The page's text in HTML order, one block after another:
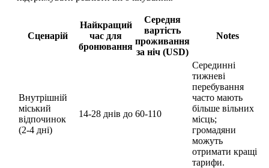
Сценарій
Найкращий
час для
бронювання
Середня
вартість
проживання
за ніч (USD)
Notes
Внутрішній
міський
відпочинок
(2-4 дні)
14-28 днів до 60-110
Серединні
тижневі
перебування
часто мають
більше вільних
місць;
громадяни
можуть
отримати кращі
тарифи.